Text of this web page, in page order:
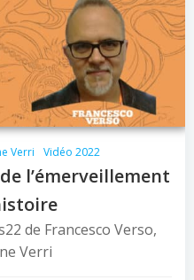
Verri Vidéo 2022
l’émerveillement
de Francesco Verso,
Verri